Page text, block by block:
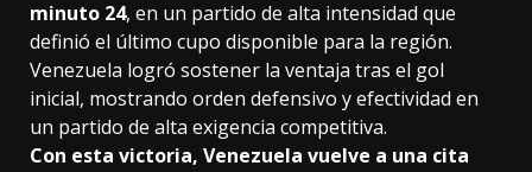
minuto 24, en un partido de alta intensidad que
definió el último cupo disponible para la región.
Venezuela logró sostener la ventaja tras el gol
inicial, mostrando orden defensivo y efectividad en
un partido de alta exigencia competitiva.
Con esta victoria, Venezuela vuelve a una cita